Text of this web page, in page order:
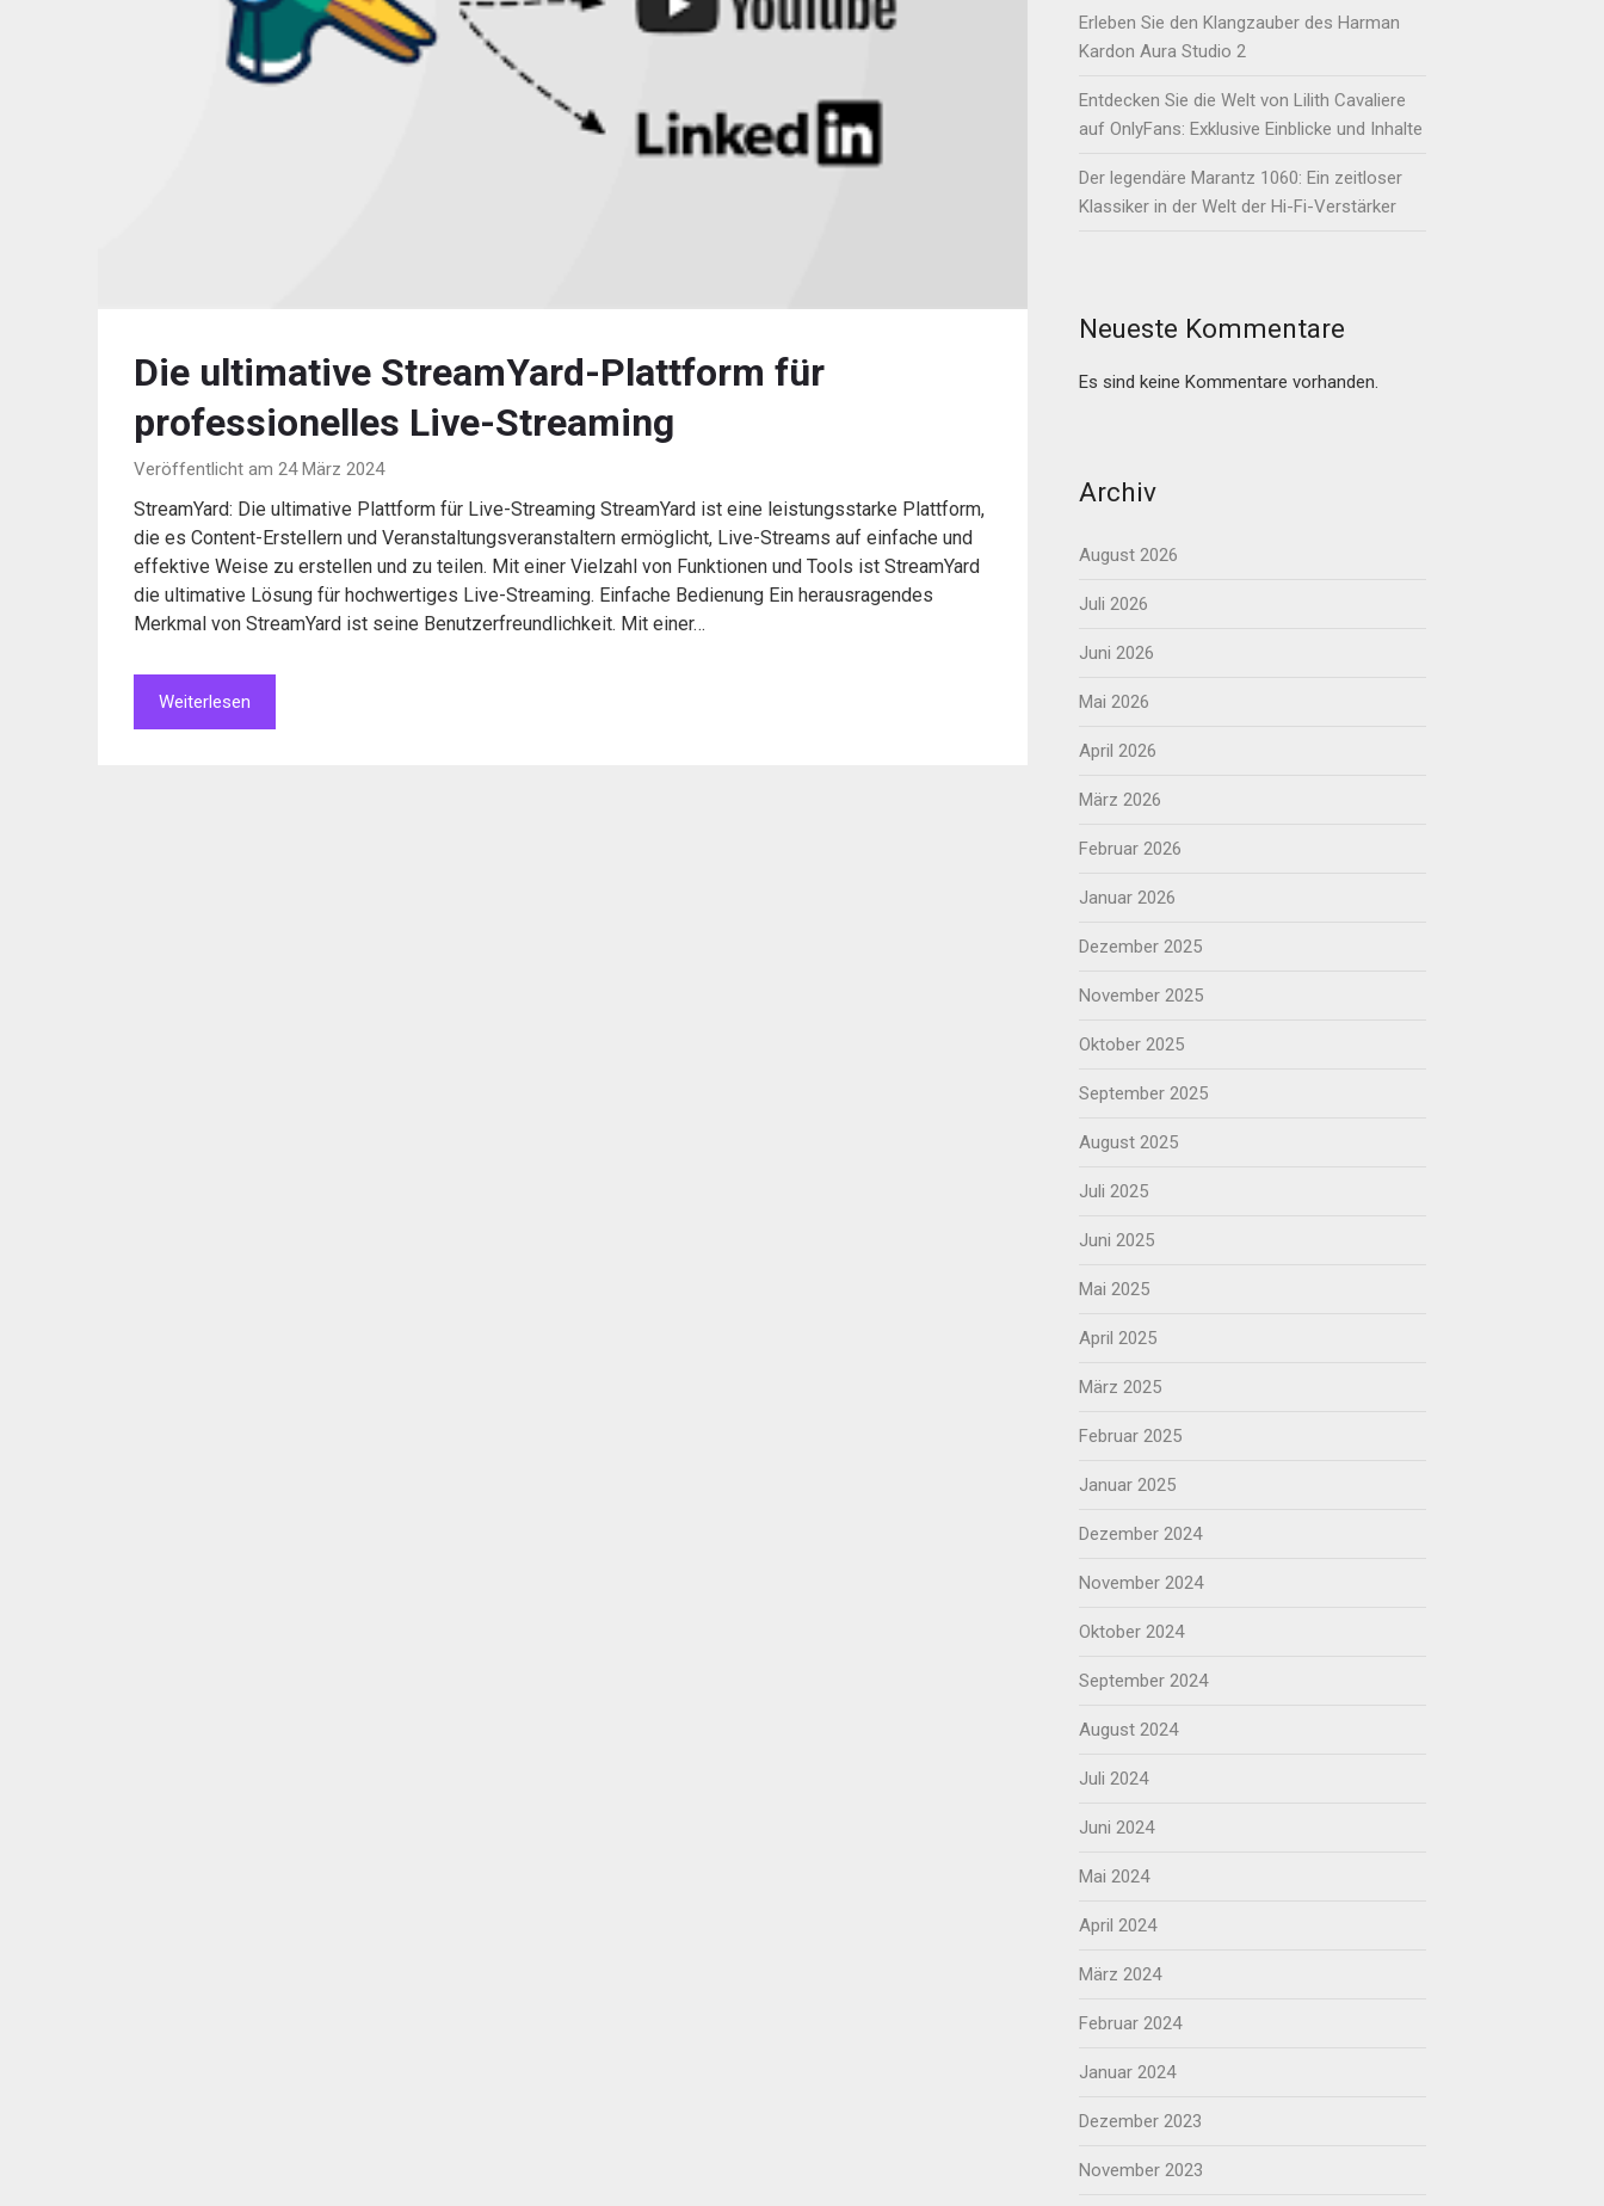
Die ultimative StreamYard-Plattform für
professionelles Live-Streaming
Veröffentlicht am 24 März 2024
StreamYard: Die ultimative Plattform für Live-Streaming StreamYard ist eine leistungsstarke Plattform,
die es Content-Erstellern und Veranstaltungsveranstaltern ermöglicht, Live-Streams auf einfache und
effektive Weise zu erstellen und zu teilen. Mit einer Vielzahl von Funktionen und Tools ist StreamYard
die ultimative Lösung für hochwertiges Live-Streaming. Einfache Bedienung Ein herausragendes
Merkmal von StreamYard ist seine Benutzerfreundlichkeit. Mit einer…
Weiterlesen
Erleben Sie den Klangzauber des Harman
Kardon Aura Studio 2
Entdecken Sie die Welt von Lilith Cavaliere
auf OnlyFans: Exklusive Einblicke und Inhalte
Der legendäre Marantz 1060: Ein zeitloser
Klassiker in der Welt der Hi-Fi-Verstärker
Neueste Kommentare
Es sind keine Kommentare vorhanden.
Archiv
August 2026
Juli 2026
Juni 2026
Mai 2026
April 2026
März 2026
Februar 2026
Januar 2026
Dezember 2025
November 2025
Oktober 2025
September 2025
August 2025
Juli 2025
Juni 2025
Mai 2025
April 2025
März 2025
Februar 2025
Januar 2025
Dezember 2024
November 2024
Oktober 2024
September 2024
August 2024
Juli 2024
Juni 2024
Mai 2024
April 2024
März 2024
Februar 2024
Januar 2024
Dezember 2023
November 2023